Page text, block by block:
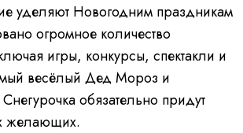
уделяют Новогодним праздникам
огромное количество
игры, конкурсы, спектакли и
весёлый Дед Мороз и
обязательно придут
желающих.